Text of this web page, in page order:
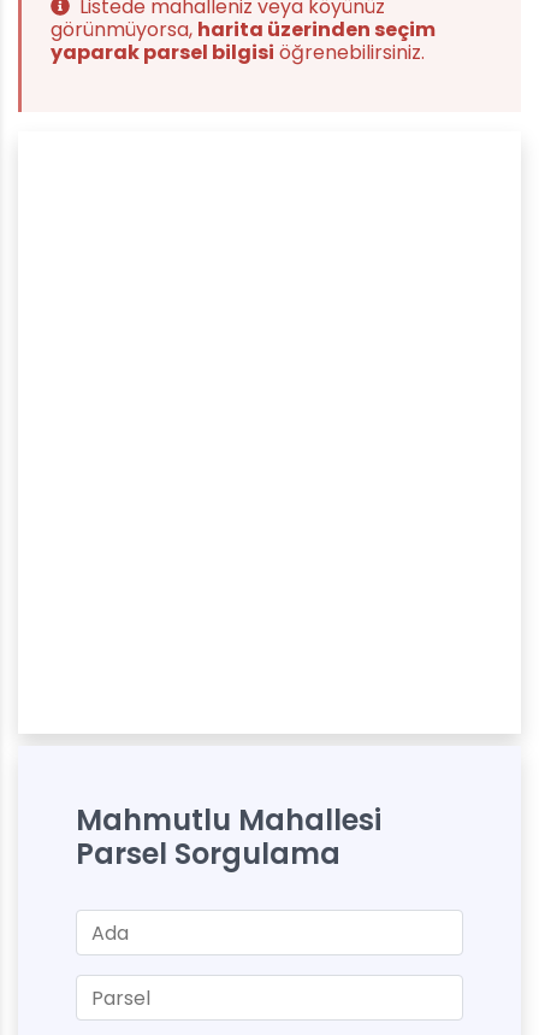
Listede mahalleniz veya köyünüz
görünmüyorsa, harita üzerinden seçim
yaparak parsel bilgisi öğrenebilirsiniz.
Mahmutlu Mahallesi
Parsel Sorgulama